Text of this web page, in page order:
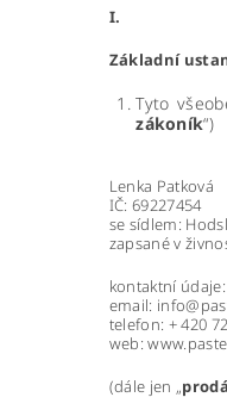
I.
Základní
Tyto
zákoník“)
Lenka Patková
IČ: 69227454
se sídlem:
zapsané v
kontaktní údaje:
email:
telefon: + 420
web:
(dále jen „